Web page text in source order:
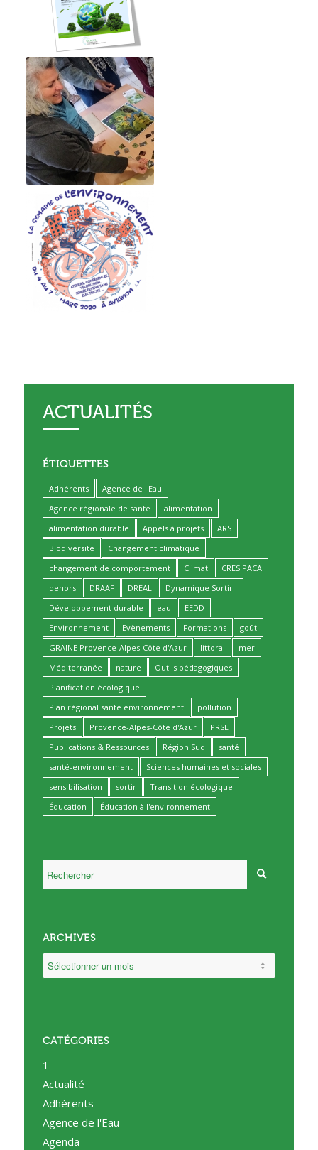
ACTUALITÉS
ÉTIQUETTES
Adhérents
Agence de l'Eau
Agence régionale de santé
alimentation
alimentation durable
Appels à projets
ARS
Biodiversité
Changement climatique
changement de comportement
Climat
CRES PACA
dehors
DRAAF DREAL
Dynamique Sortir !
Développement durable
eau
EEDD
Environnement
Evènements Formations
goût
GRAINE Provence-Alpes-Côte d'Azur
littoral
mer
Méditerranée
nature
Outils pédagogiques
Planification écologique
Plan régional santé environnement
pollution
Projets
Provence-Alpes-Côte d'Azur
PRSE
Publications & Ressources
Région Sud
santé
santé-environnement
Sciences humaines et sociales
sensibilisation
sortir
Transition écologique
Éducation
Éducation à l'environnement
ARCHIVES
CATÉGORIES
1
Actualité
Adhérents
Agence de l'Eau
Agenda